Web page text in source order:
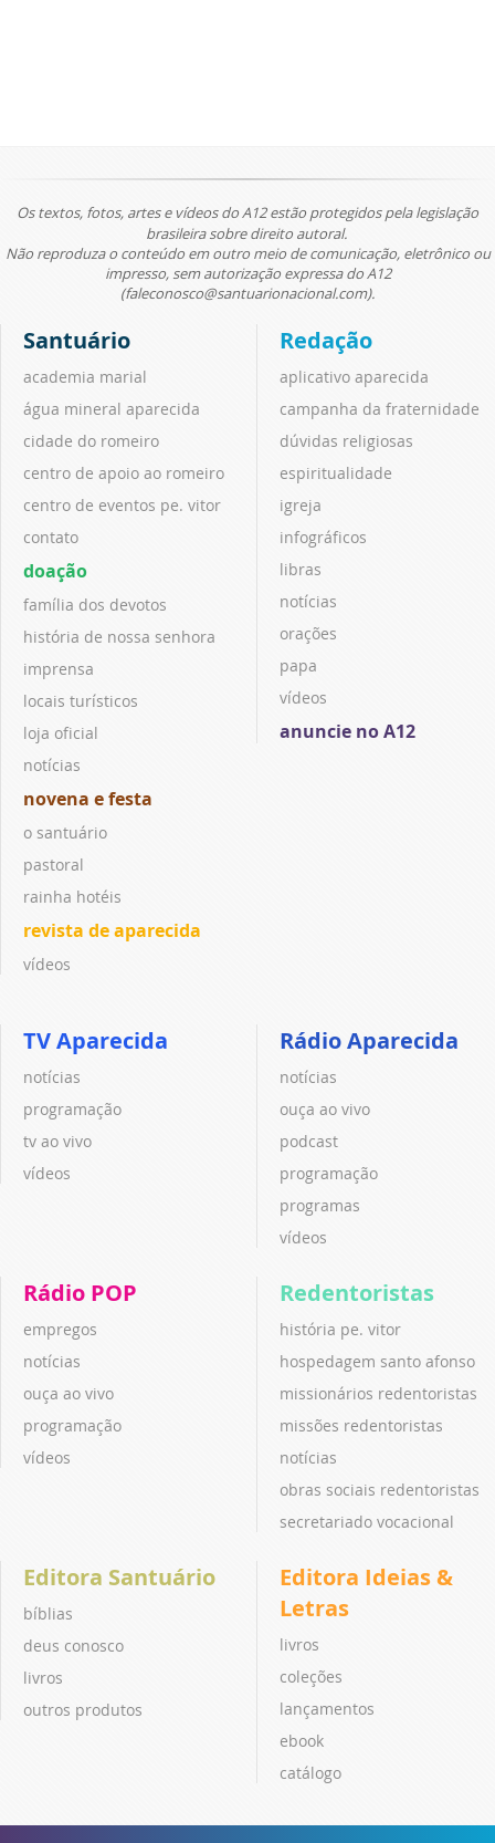
Os textos, fotos, artes e vídeos do A12 estão protegidos pela legislação
brasileira sobre direito autoral.
Não reproduza o conteúdo em outro meio de comunicação, eletrônico ou
impresso, sem autorização expressa do A12
(faleconosco@santuarionacional.com).
Santuário
academia marial
água mineral aparecida
cidade do romeiro
centro de apoio ao romeiro
centro de eventos pe. vitor
contato
doação
família dos devotos
história de nossa senhora
imprensa
locais turísticos
loja oficial
notícias
novena e festa
o santuário
pastoral
rainha hotéis
revista de aparecida
vídeos
Redação
aplicativo aparecida
campanha da fraternidade
dúvidas religiosas
espiritualidade
igreja
infográficos
libras
notícias
orações
papa
vídeos
anuncie no A12
TV Aparecida
notícias
programação
tv ao vivo
vídeos
Rádio Aparecida
notícias
ouça ao vivo
podcast
programação
programas
vídeos
Rádio POP
empregos
notícias
ouça ao vivo
programação
vídeos
Redentoristas
história pe. vitor
hospedagem santo afonso
missionários redentoristas
missões redentoristas
notícias
obras sociais redentoristas
secretariado vocacional
Editora Santuário
bíblias
deus conosco
livros
outros produtos
Editora Ideias &
Letras
livros
coleções
lançamentos
ebook
catálogo